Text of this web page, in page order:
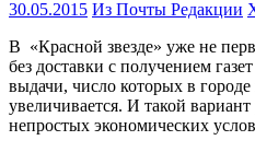
30.05.2015 Из Почты Редакции
В «Красной звезде» уже не
без доставки с получением
выдачи, число которых в
увеличивается. И такой
непростых экономических